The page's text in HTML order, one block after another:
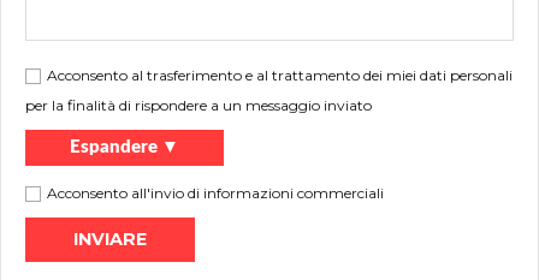
Acconsento al trasferimento e al trattamento dei miei dati personali
per la finalità di rispondere a un messaggio inviato
Espandere ▼
Acconsento all'invio di informazioni commerciali
Volantino:
Stampa Catalogo dei prodotti